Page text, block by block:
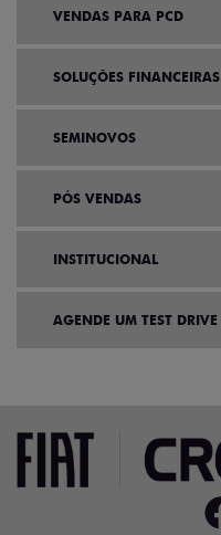
VENDAS PARA PCD
SOLUÇÕES FINANCEIRAS
SEMINOVOS
PÓS VENDAS
INSTITUCIONAL
AGENDE UM TEST DRIVE